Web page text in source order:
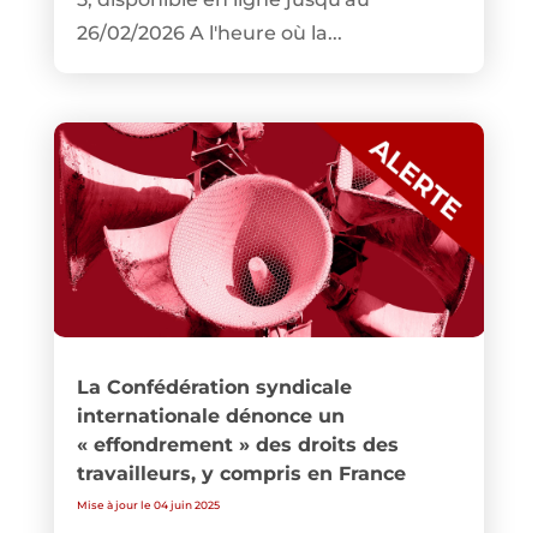
26/02/2026 A l'heure où la...
La Confédération syndicale
internationale dénonce un
« effondrement » des droits des
travailleurs, y compris en France
Mise à jour le 04 juin 2025